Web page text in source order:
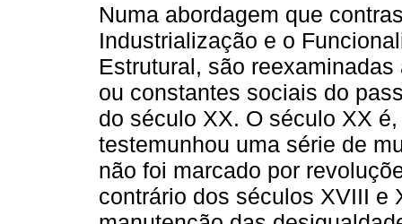
Numa abordagem que
Industrialização e o
Estrutural, são
ou constantes sociais do
do século XX. O século XX
testemunhou uma série de
não foi marcado por
contrário dos séculos XVIII e